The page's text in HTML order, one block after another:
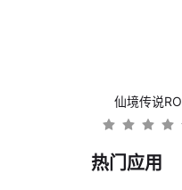
仙境传说RO
热门应用